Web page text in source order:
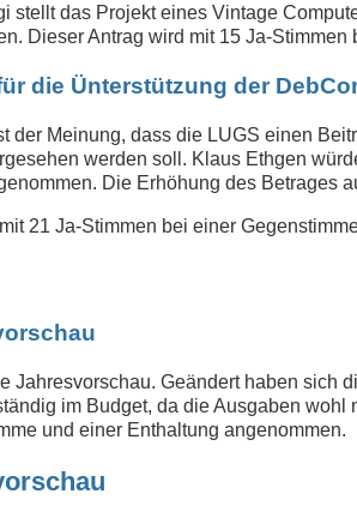
stellt das Projekt eines Vintage
Dieser Antrag wird mit 15 Ja-
die Ünterstützung der
der Meinung, dass die LUGS einen
werden soll. Klaus Ethgen
Die Erhöhung des Betrages
21 Ja-Stimmen bei einer
Jahresvorschau. Geändert haben sich
im Budget, da die Ausgaben
und einer Enthaltung angenommen.